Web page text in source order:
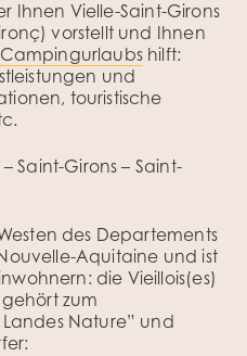
Ihnen Vielle-Saint-Girons
vorstellt und Ihnen
Campingurlaubshilft:
und
touristische
Saint-Girons – Saint-
des Departements
Aquitaine und ist
die Vieillois(es)
zum
Nature” und